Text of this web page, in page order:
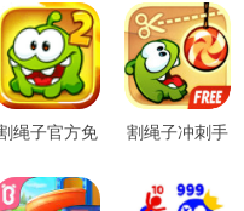
绳子官方免 割绳子冲刺手